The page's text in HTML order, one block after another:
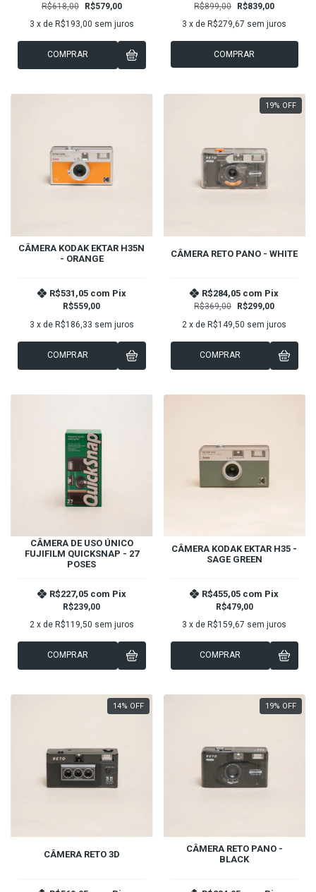
R$618,00 R$579,00
3 x de R$193,00 sem juros
COMPRAR
R$899,00 R$839,00
3 x de R$279,67 sem juros
COMPRAR
CÂMERA KODAK EKTAR H35N
- ORANGE
R$559,00
R$531,05 com Pix
3 x de R$186,33 sem juros
COMPRAR
19% OFF
CÂMERA RETO PANO - WHITE
R$369,00 R$299,00
R$284,05 com Pix
2 x de R$149,50 sem juros
COMPRAR
CÂMERA DE USO ÚNICO
FUJIFILM QUICKSNAP - 27
POSES
R$239,00
R$227,05 com Pix
2 x de R$119,50 sem juros
COMPRAR
CÂMERA KODAK EKTAR H35 -
SAGE GREEN
R$479,00
R$455,05 com Pix
3 x de R$159,67 sem juros
COMPRAR
14% OFF
CÂMERA RETO 3D
19% OFF
CÂMERA RETO PANO -
BLACK